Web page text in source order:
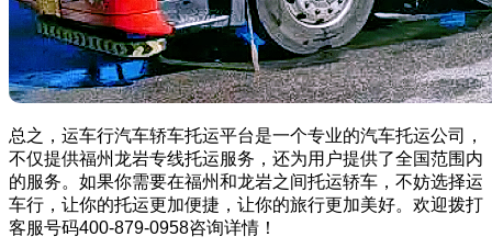
总之，运车行汽车轿车托运平台是一个专业的汽车托运公司，
不仅提供福州龙岩专线托运服务，还为用户提供了全国范围内
的服务。如果你需要在福州和龙岩之间托运轿车，不妨选择运
车行，让你的托运更加便捷，让你的旅行更加美好。欢迎拨打
客服号码400-879-0958咨询详情！